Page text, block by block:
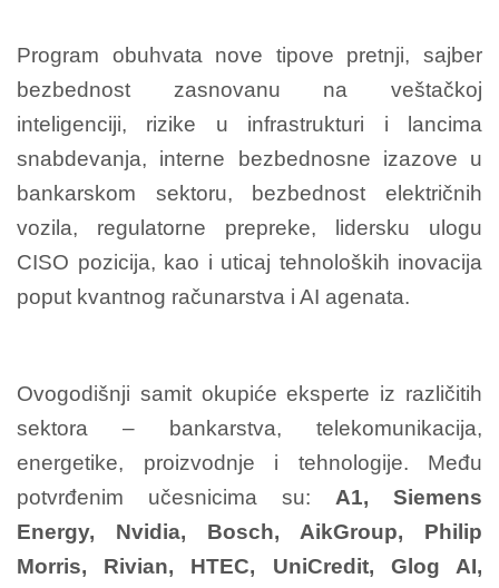
Program obuhvata nove tipove pretnji, sajber
bezbednost zasnovanu na veštačkoj
inteligenciji, rizike u infrastrukturi i lancima
snabdevanja, interne bezbednosne izazove u
bankarskom sektoru, bezbednost električnih
vozila, regulatorne prepreke, lidersku ulogu
CISO pozicija, kao i uticaj tehnoloških inovacija
poput kvantnog računarstva i AI agenata.
Ovogodišnji samit okupiće eksperte iz različitih
sektora – bankarstva, telekomunikacija,
energetike, proizvodnje i tehnologije. Među
potvrđenim učesnicima su: A1, Siemens
Energy, Nvidia, Bosch, AikGroup, Philip
Morris, Rivian, HTEC, UniCredit, Glog AI,